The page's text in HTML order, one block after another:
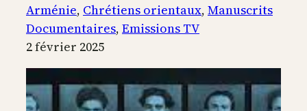
Secrets
des
Manuscrits
Arméniens
du
Matenadaran
Arménie, Chrétiens orientaux, Manuscrits
Documentaires, Emissions TV
2 février 2025